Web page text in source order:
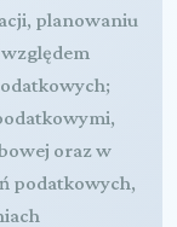
planowaniu
oraz w
podatkowych,